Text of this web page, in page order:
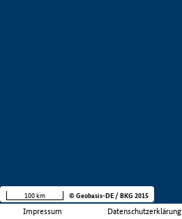
Impressum Datenschutzerklärung
100 km © Geobasis-DE / BKG 2015